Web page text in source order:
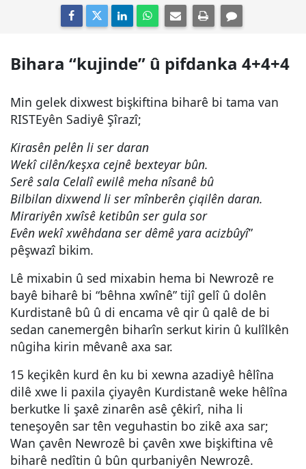
Bihara “kujinde” û pifdanka 4+4+4
Min gelek dixwest bişkiftina biharê bi tama van
RISTEyên Sadiyê Şîrazî;
Kirasên pelên li ser daran
Wekî cilên/keşxa cejnê bexteyar bûn.
Serê sala Celalî ewilê meha nîsanê bû
Bilbilan dixwend li ser mînberên çiqilên daran.
Mirariyên xwîsê ketibûn ser gula sor
Evên wekî xwêhdana ser dêmê yara acizbûyî”
pêşwazî bikim.
Lê mixabin û sed mixabin hema bi Newrozê re
bayê biharê bi “bêhna xwînê” tijî gelî û dolên
Kurdistanê bû û di encama vê qir û qalê de bi
sedan canemergên biharîn serkut kirin û kulîlkên
nûgiha kirin mêvanê axa sar.
15 keçikên kurd ên ku bi xewna azadiyê hêlîna
dilê xwe li paxila çiyayên Kurdistanê weke hêlîna
berkutke li şaxê zinarên asê çêkirî, niha li
teneşoyên sar tên veguhastin bo zikê axa sar;
Wan çavên Newrozê bi çavên xwe bişkiftina vê
biharê nedîtin û bûn qurbaniyên Newrozê.